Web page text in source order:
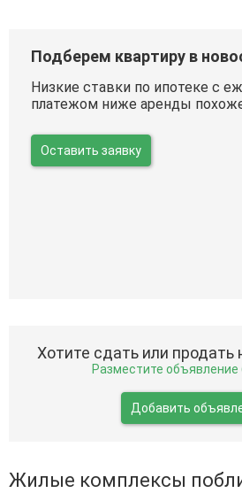
Подберем квартиру в
Низкие ставки по ипотеке с
платежом ниже аренды
Оставить заявку
Хотите сдать или
Разместите объявление
Добавить
Жилые комплексы